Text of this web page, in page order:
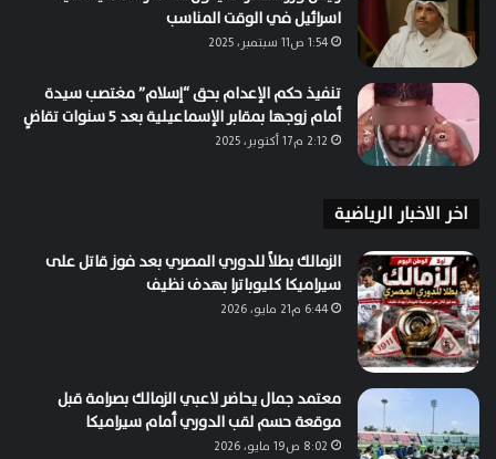
اسرائيل في الوقت المناسب
1:54 ص11 سبتمبر، 2025
تنفيذ حكم الإعدام بحق “إسلام” مغتصب سيدة
أمام زوجها بمقابر الإسماعيلية بعد 5 سنوات تقاضٍ
2:12 م17 أكتوبر، 2025
اخر الاخبار الرياضية
الزمالك بطلاً للدوري المصري بعد فوز قاتل على
سيراميكا كليوباترا بهدف نظيف
6:44 م21 مايو، 2026
معتمد جمال يحاضر لاعبي الزمالك بصرامة قبل
موقعة حسم لقب الدوري أمام سيراميكا
8:02 ص19 مايو، 2026